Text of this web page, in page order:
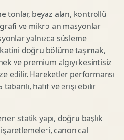
tonlar, beyaz alan, kontrollü
ve mikro animasyonlar
yalnızca süsleme
doğru bölüme taşımak,
ve premium algıyı kesintisiz
edilir. Hareketler performansı
tabanlı, hafif ve erişilebilir
statik yapı, doğru başlık
canonical